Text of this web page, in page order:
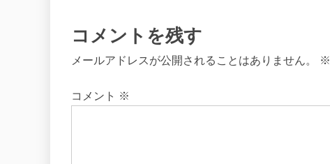
コメントを残す
メールアドレスが公開されることはありません。 ※
コメント ※